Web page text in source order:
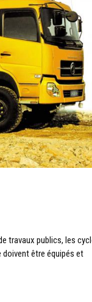
travaux publics, les
être équipés et